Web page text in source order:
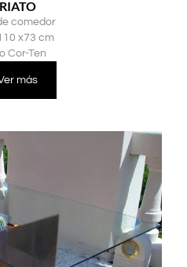
comedor
x73 cm
Cor-Ten
más